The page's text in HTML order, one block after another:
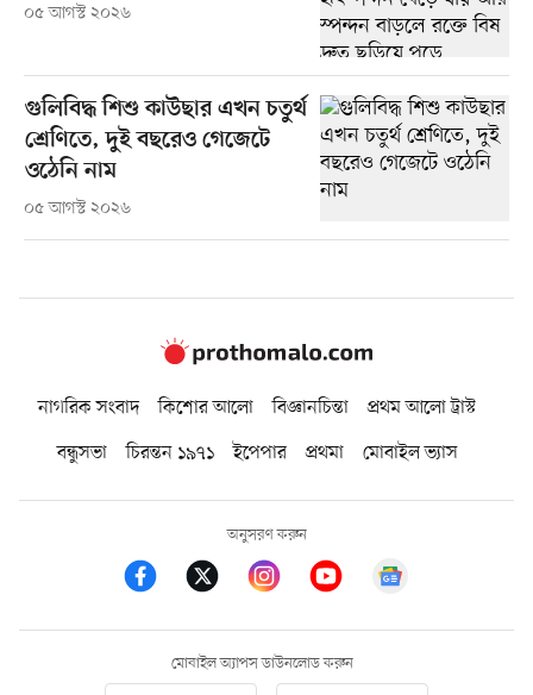
০৫ আগস্ট ২০২৬
গুলিবিদ্ধ শিশু কাউছার এখন চতুর্থ
শ্রেণিতে, দুই বছরেও গেজেটে
ওঠেনি নাম
০৫ আগস্ট ২০২৬
নাগরিক সংবাদ কিশোর আলো বিজ্ঞানচিন্তা
প্রথম আলো ট্রাস্ট
বন্ধুসভা
চিরন্তন ১৯৭১ ইপেপার প্রথমা মোবাইল ভ্যাস
অনুসরণ করুন
মোবাইল অ্যাপস ডাউনলোড করুন